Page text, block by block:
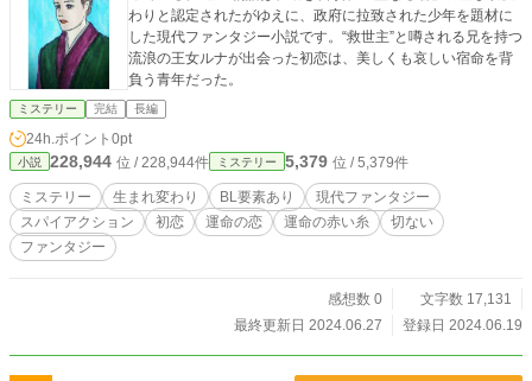
わりと認定されたがゆえに、政府に拉致された少年を題材に
した現代ファンタジー小説です。“救世主”と噂される兄を持つ
流浪の王女ルナが出会った初恋は、美しくも哀しい宿命を背
負う青年だった。
ミステリー 完結 長編
24h.ポイント 0pt
小説 228,944 位 / 228,944件 ミステリー 5,379 位 / 5,379件
ミステリー 生まれ変わり BL要素あり
現代ファンタジー
スパイアクション
初恋 運命の恋 運命の赤い糸
切ない
ファンタジー
感想数 0
文字数 17,131
最終更新日 2024.06.27
登録日 2024.06.19